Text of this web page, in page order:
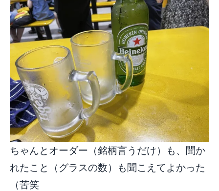
ちゃんとオーダー（銘柄言うだけ）も、聞か
れたこと（グラスの数）も聞こえてよかった
（苦笑